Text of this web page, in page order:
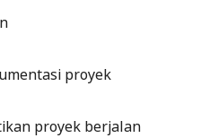
proyek
proyek berjalan